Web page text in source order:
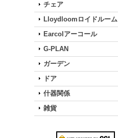
チェア
Lloydloomロイドルーム
Earcolアーコール
G-PLAN
ガーデン
ドア
什器関係
雑貨